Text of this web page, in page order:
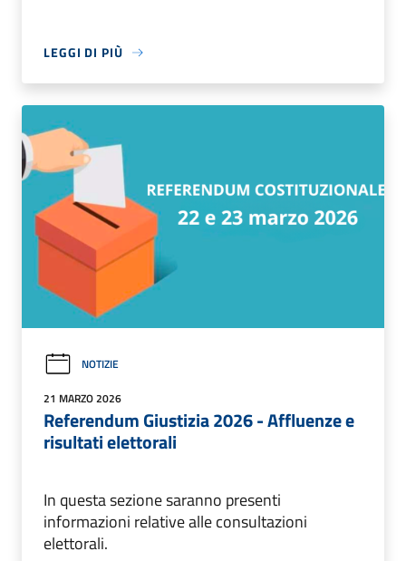
LEGGI DI PIÙ
NOTIZIE
21 MARZO 2026
Referendum Giustizia 2026 - Affluenze e
risultati elettorali
In questa sezione saranno presenti
informazioni relative alle consultazioni
elettorali.